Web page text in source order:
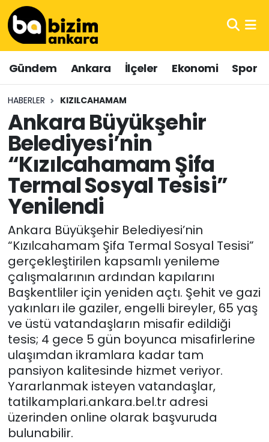
Gündem Ankara İlçeler Ekonomi Spor
HABERLER KIZILCAHAMAM
Ankara Büyükşehir
Belediyesi’nin
“Kızılcahamam Şifa
Termal Sosyal Tesisi”
Yenilendi
Ankara Büyükşehir Belediyesi’nin
“Kızılcahamam Şifa Termal Sosyal Tesisi”
gerçekleştirilen kapsamlı yenileme
çalışmalarının ardından kapılarını
Başkentliler için yeniden açtı. Şehit ve gazi
yakınları ile gaziler, engelli bireyler, 65 yaş
ve üstü vatandaşların misafir edildiği
tesis; 4 gece 5 gün boyunca misafirlerine
ulaşımdan ikramlara kadar tam
pansiyon kalitesinde hizmet veriyor.
Yararlanmak isteyen vatandaşlar,
tatilkamplari.ankara.bel.tr adresi
üzerinden online olarak başvuruda
bulunabilir.
Hava Durumu
Trafik Durumu
Süper Lig Puan Durumu ve Fikstür
Tüm Manşetler
Son Dakika Haberleri
Haber Arşivi